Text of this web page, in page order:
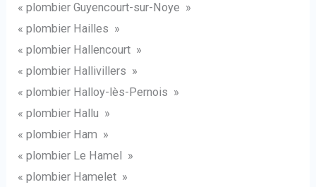
« plombier Guyencourt-sur-Noye »
« plombier Hailles »
« plombier Hallencourt »
« plombier Hallivillers »
« plombier Halloy-lès-Pernois »
« plombier Hallu »
« plombier Ham »
« plombier Le Hamel »
« plombier Hamelet »